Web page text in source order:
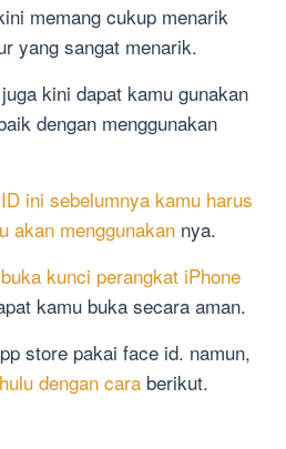
memang cukup menarik
yang sangat menarik.
kini dapat kamu gunakan
dengan menggunakan
ini sebelumnya kamu harus
akan menggunakan nya.
kunci perangkat iPhone
kamu buka secara aman.
store pakai face id. namun,
dengan cara berikut.